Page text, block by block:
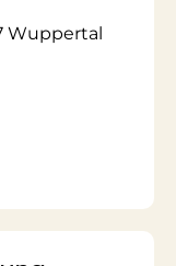
Wuppertal